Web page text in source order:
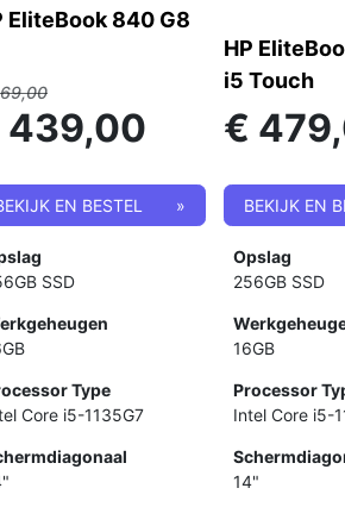
EliteBook 840 G8
439,00
EN BESTEL »
SSD
Type
Core i5-1135G7
HP
i5 Touch
€
BEKIJK EN
Opslag
256GB SSD
16GB
Processor
Intel Core i5-
14"